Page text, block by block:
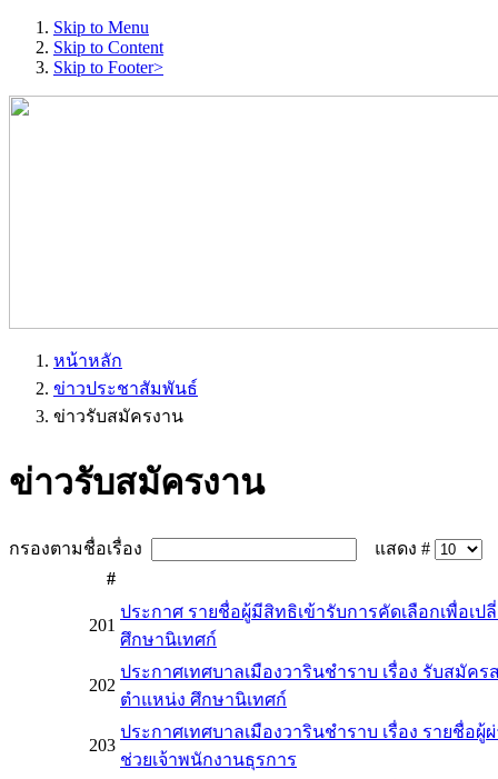
Skip to Menu
Skip to Content
Skip to Footer>
หน้าหลัก
ข่าวประชาสัมพันธ์
ข่าวรับสมัครงาน
ข่าวรับสมัครงาน
กรองตามชื่อเรื่อง
แสดง #
#
201
ประกาศ รายชื่อผู้มีสิทธิเข้ารับการคัดเลือกเพื่อเ
ศึกษานิเทศก์
202
ประกาศเทศบาลเมืองวารินชำราบ เรื่อง รับสมัค
ตำแหน่ง ศึกษานิเทศก์
203
ประกาศเทศบาลเมืองวารินชำราบ เรื่อง รายชื่อ
ช่วยเจ้าพนักงานธุรการ